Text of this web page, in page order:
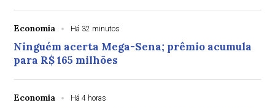
Economia Há 32 minutos
Ninguém acerta Mega-Sena; prêmio acumula
para R$ 165 milhões
Economia Há 4 horas